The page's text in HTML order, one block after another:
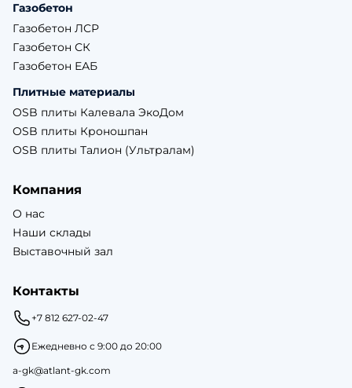
Газобетон
Газобетон ЛСР
Газобетон СК
Газобетон ЕАБ
Плитные материалы
OSB плиты Калевала ЭкоДом
OSB плиты Кроношпан
OSB плиты Талион (Ультралам)
Компания
О нас
Наши склады
Выставочный зал
Контакты
+7 812 627-02-47
Ежедневно с 9:00 до 20:00
a-gk@atlant-gk.com